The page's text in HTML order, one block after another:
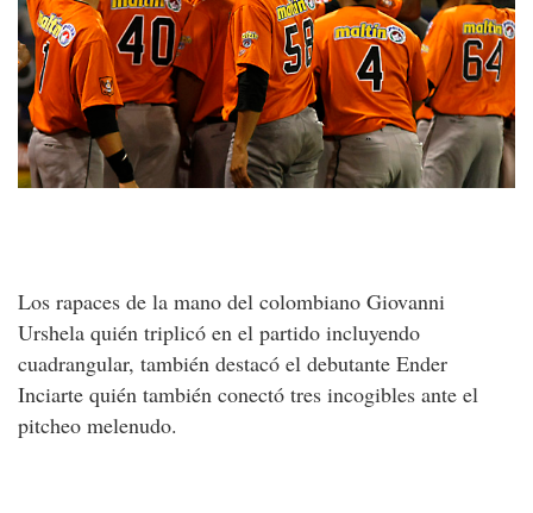
Los rapaces de la mano del colombiano Giovanni
Urshela quién triplicó en el partido incluyendo
cuadrangular, también destacó el debutante Ender
Inciarte quién también conectó tres incogibles ante el
pitcheo melenudo.